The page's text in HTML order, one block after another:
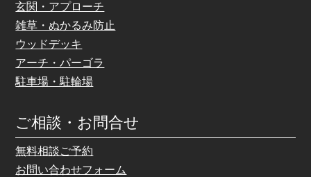
玄関・アプローチ
雑草・ぬかるみ防止
ウッドデッキ
アーチ・パーゴラ
駐車場・駐輪場
ご相談・お問合せ
無料相談ご予約
お問い合わせフォーム